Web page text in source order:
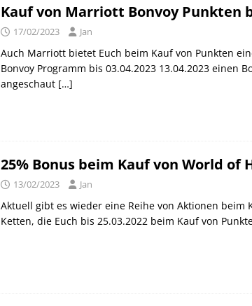
Kauf von Marriott Bonvoy Punkten
17/02/2023 Jan
Auch Marriott bietet Euch beim Kauf von Punkten
Bonvoy Programm bis 03.04.2023 13.04.2023 einen
angeschaut […]
25% Bonus beim Kauf von World of
13/02/2023 Jan
Aktuell gibt es wieder eine Reihe von Aktionen beim
Ketten, die Euch bis 25.03.2022 beim Kauf von